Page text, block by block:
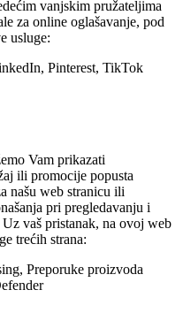
vanjskim pružateljima
za online oglašavanje, pod
usluge:
Pinterest, TikTok
Vam prikazati
ili promocije popusta
našu web stranicu ili
pri pregledavanju i
vaš pristanak, na ovoj web
trećih strana:
Preporuke proizvoda